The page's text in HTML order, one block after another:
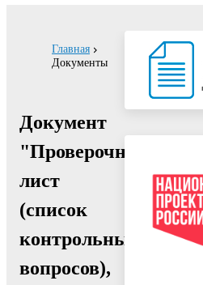
Главная
Документы
Документ
"Проверочный
лист
(список
контрольных
вопросов),